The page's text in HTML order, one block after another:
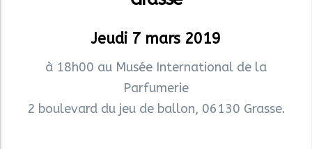
Jeudi 7 mars 2019
à 18h00 au Musée International de la
Parfumerie
2 boulevard du jeu de ballon, 06130 Grasse.